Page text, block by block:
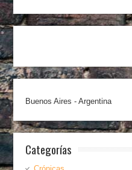
Buenos Aires - Argentina
Categorías